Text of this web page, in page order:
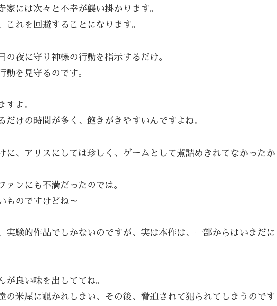
家には次々と不幸が襲い掛かります。
これを回避することになります。
の夜に守り神様の行動を指示するだけ。
動を見守るのです。
すよ。
だけの時間が多く、飽きがきやすいんですよね。
に、アリスにしては珍しく、ゲームとして煮詰めきれてなかったか
ァンにも不満だったのでは。
ものですけどね～
実験的作品でしかないのですが、実は本作は、一部からはいまだに
が良い味を出しててね。
の米屋に覗かれしまい、その後、脅迫されて犯られてしまうのです